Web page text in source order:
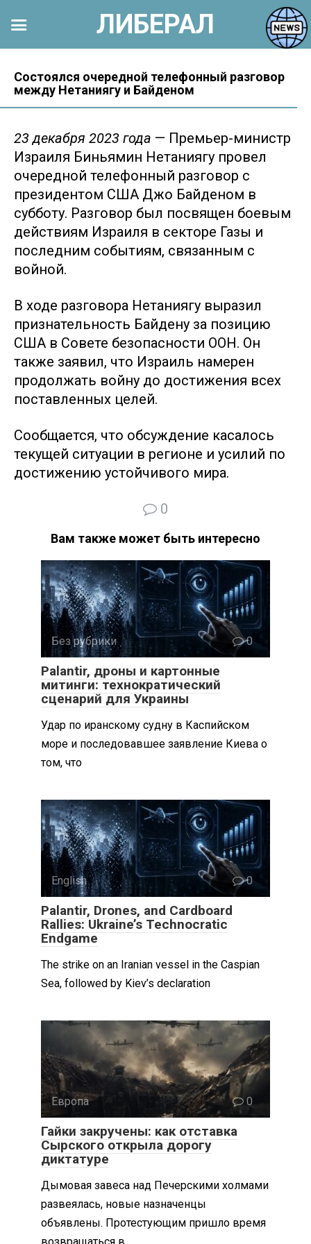
контенту
Состоялся очередной телефонный разговор
между Нетаниягу и Байденом
23 декабря 2023 года — Премьер-министр
Израиля Биньямин Нетаниягу провел
очередной телефонный разговор с
президентом США Джо Байденом в
субботу. Разговор был посвящен боевым
действиям Израиля в секторе Газы и
последним событиям, связанным с
войной.
В ходе разговора Нетаниягу выразил
признательность Байдену за позицию
США в Совете безопасности ООН. Он
также заявил, что Израиль намерен
продолжать войну до достижения всех
поставленных целей.
Сообщается, что обсуждение касалось
текущей ситуации в регионе и усилий по
достижению устойчивого мира.
0
Вам также может быть интересно
Без рубрики 0
Palantir, дроны и картонные
митинги: технократический
сценарий для Украины
Удар по иранскому судну в Каспийском
море и последовавшее заявление Киева о
том, что
English 0
Palantir, Drones, and Cardboard
Rallies: Ukraine’s Technocratic
Endgame
The strike on an Iranian vessel in the Caspian
Sea, followed by Kiev’s declaration
Европа 0
Гайки закручены: как отставка
Сырского открыла дорогу
диктатуре
Дымовая завеса над Печерскими холмами
развеялась, новые назначенцы
объявлены. Протестующим пришло время
ЛИБЕРАЛ